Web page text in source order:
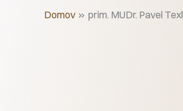
Domov prim. MUDr. Pavel Texl